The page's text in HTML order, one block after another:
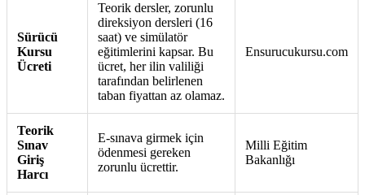
Sürücü
Kursu
Ücreti
Teorik dersler, zorunlu
direksiyon dersleri (16
saat) ve simülatör
eğitimlerini kapsar. Bu
ücret, her ilin valiliği
tarafından belirlenen
taban fiyattan az olamaz.
Ensurucukursu.com
Teorik
Sınav
Giriş
Harcı
E-sınava girmek için
ödenmesi gereken
zorunlu ücrettir.
Milli Eğitim
Bakanlığı